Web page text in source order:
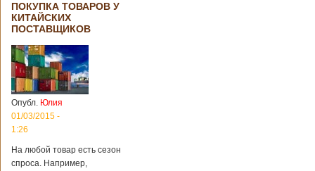
ПОКУПКА ТОВАРОВ У
КИТАЙСКИХ
ПОСТАВЩИКОВ
Опубл. Юлия
01/03/2015 -
1:26
На любой товар есть сезон
спроса. Например,